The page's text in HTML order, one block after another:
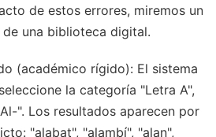
de estos errores, miremos un
una biblioteca digital.
(académico rígido): El sistema
la categoría "Letra A",
". Los resultados aparecen por
"alabat", "alambí", "alan",